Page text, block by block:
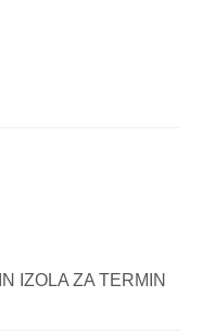
IZOLA ZA TERMIN